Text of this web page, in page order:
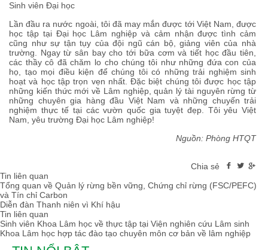
Sinh viên Đại học
Lần đầu ra nước ngoài, tôi đã may mắn được tới Việt Nam, được
học tập tại Đại học Lâm nghiệp và cảm nhận được tình cảm
cũng như sự tận tụy của đội ngũ cán bộ, giảng viên của nhà
trường. Ngay từ sân bay cho tới bữa cơm và tiết học đầu tiên,
các thầy cô đã chăm lo cho chúng tôi như những đứa con của
họ, tạo mọi điều kiện để chúng tôi có những trải nghiệm sinh
hoạt và học tập trọn vẹn nhất. Đặc biệt chúng tôi được học tập
những kiến thức mới về Lâm nghiệp, quản lý tài nguyên rừng từ
những chuyên gia hàng đầu Việt Nam và những chuyến trải
nghiệm thực tế tại các vườn quốc gia tuyệt đẹp. Tôi yêu Việt
Nam, yêu trường Đại học Lâm nghiệp!
Nguồn: Phòng HTQT
Chia sẻ
Tin liên quan
Tổng quan về Quản lý rừng bền vững, Chứng chỉ rừng (FSC/PEFC)
và Tín chỉ Carbon
Diễn đàn Thanh niên vì Khí hậu
Tin liên quan
Sinh viên Khoa Lâm học về thực tập tại Viện nghiên cứu Lâm sinh
Khoa Lâm học hợp tác đào tạo chuyên môn cơ bản về lâm nghiệp